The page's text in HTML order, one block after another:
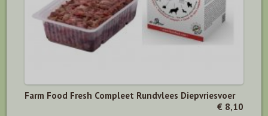
Farm Food Fresh Compleet Rundvlees Diepvriesvoer
€ 8,10